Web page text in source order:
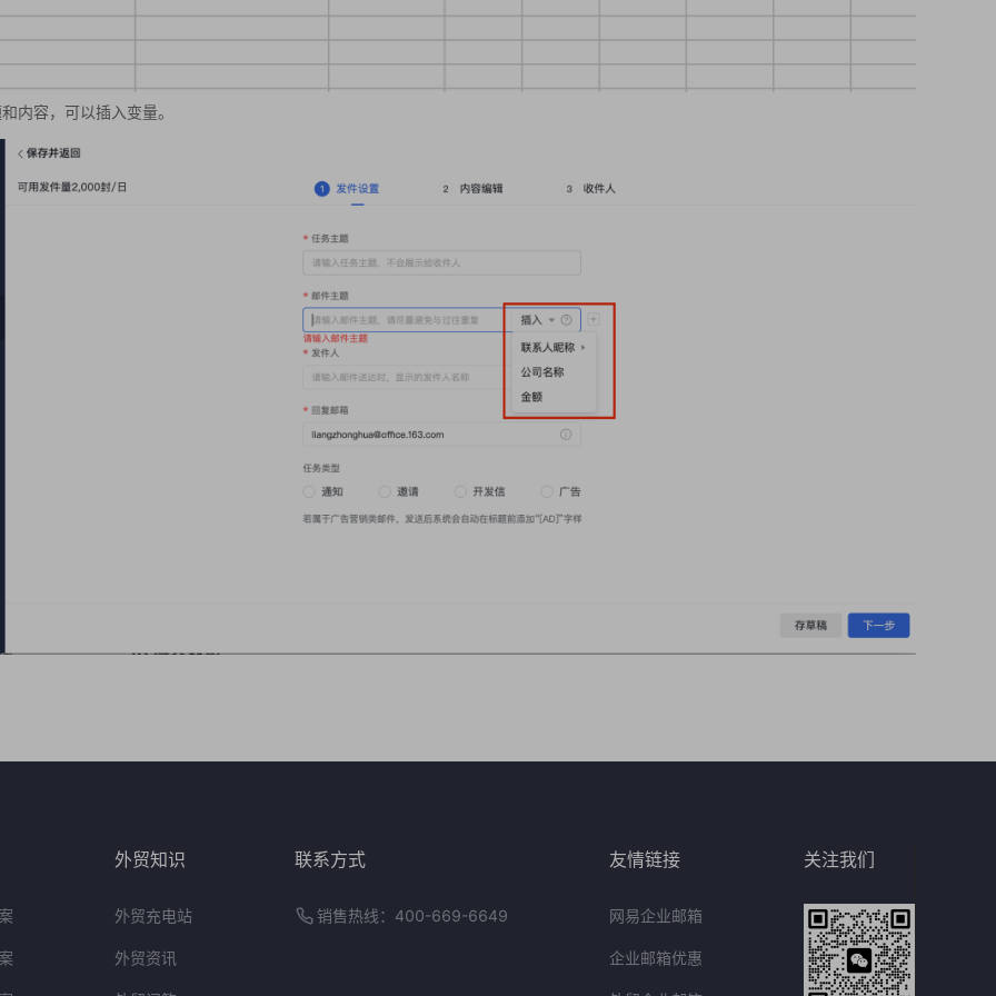
内容，可以插入变量。
外贸知识
外贸充电站
外贸资讯
联系方式
销售热线：400-669-6649
友情链接
网易企业邮箱
企业邮箱优惠
关注我们